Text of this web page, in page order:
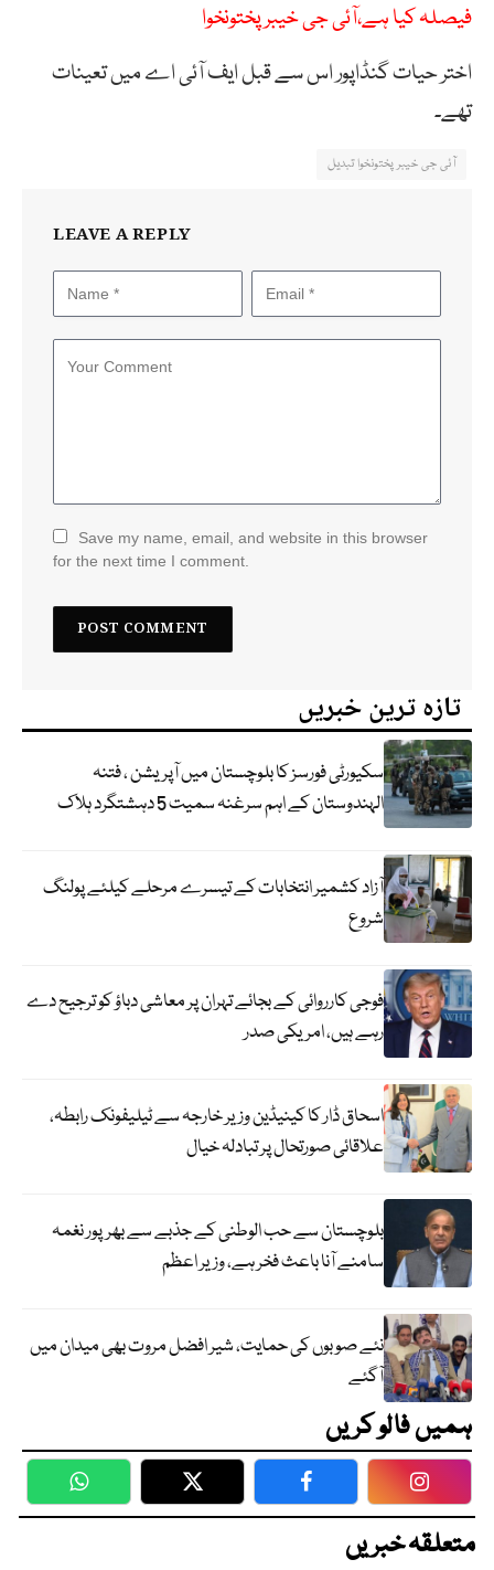
فیصلہ کیا ہے،آئی جی خیبر پختونخوا
اختر حیات گنڈاپور اس سے قبل ایف آئی اے میں تعینات
تھے۔
آئی جی خیبرپختونخوا تبدیل
LEAVE A REPLY
Save my name, email, and website in this browser
for the next time I comment.
تازہ ترین خبریں
سکیورٹی فورسز کا بلوچستان میں آپریشن ، فتنہ
الہندوستان کے اہم سرغنہ سمیت 5 دہشتگرد ہلاک
آزاد کشمیر انتخابات کے تیسرے مرحلے کیلئے پولنگ
شروع
فوجی کارروائی کے بجائے تہران پر معاشی دباؤ کو ترجیح دے
رہے ہیں، امریکی صدر
اسحاق ڈار کا کینیڈین وزیر خارجہ سے ٹیلیفونک رابطہ،
علاقائی صورتحال پر تبادلہ خیال
بلوچستان سے حب الوطنی کے جذبے سے بھرپور نغمہ
سامنے آنا باعث فخر ہے، وزیر اعظم
نئے صوبوں کی حمایت، شیر افضل مروت بھی میدان میں
آگئے
ہمیں فالو کریں
WhatsApp Twitter Facebook
متعلقہ خبریں